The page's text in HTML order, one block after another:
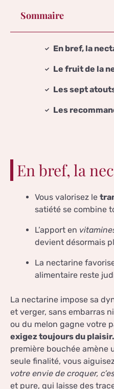
Sommaire
En bref, la
Le fruit de la
Les sept
Les
En bref, la
Vous valorisez le
satiété se combine
L’apport en
devient désormais
La nectarine
alimentaire reste
La nectarine impose sa
et verger, sans embarras
ou du melon gagne votre
exigez toujours du plaisir.
première bouchée amène
seule finalité, vous
votre envie de croquer,
et pure, qui laisse des